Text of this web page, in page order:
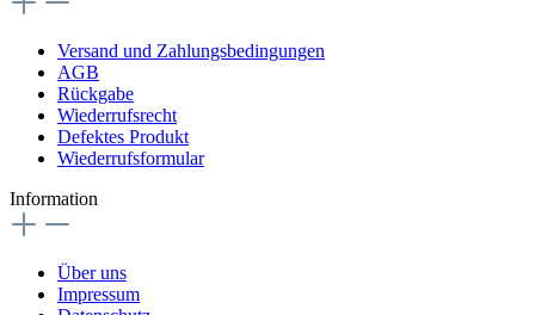
Versand und Zahlungsbedingungen
AGB
Rückgabe
Wiederrufsrecht
Defektes Produkt
Wiederrufsformular
Information
Über uns
Impressum